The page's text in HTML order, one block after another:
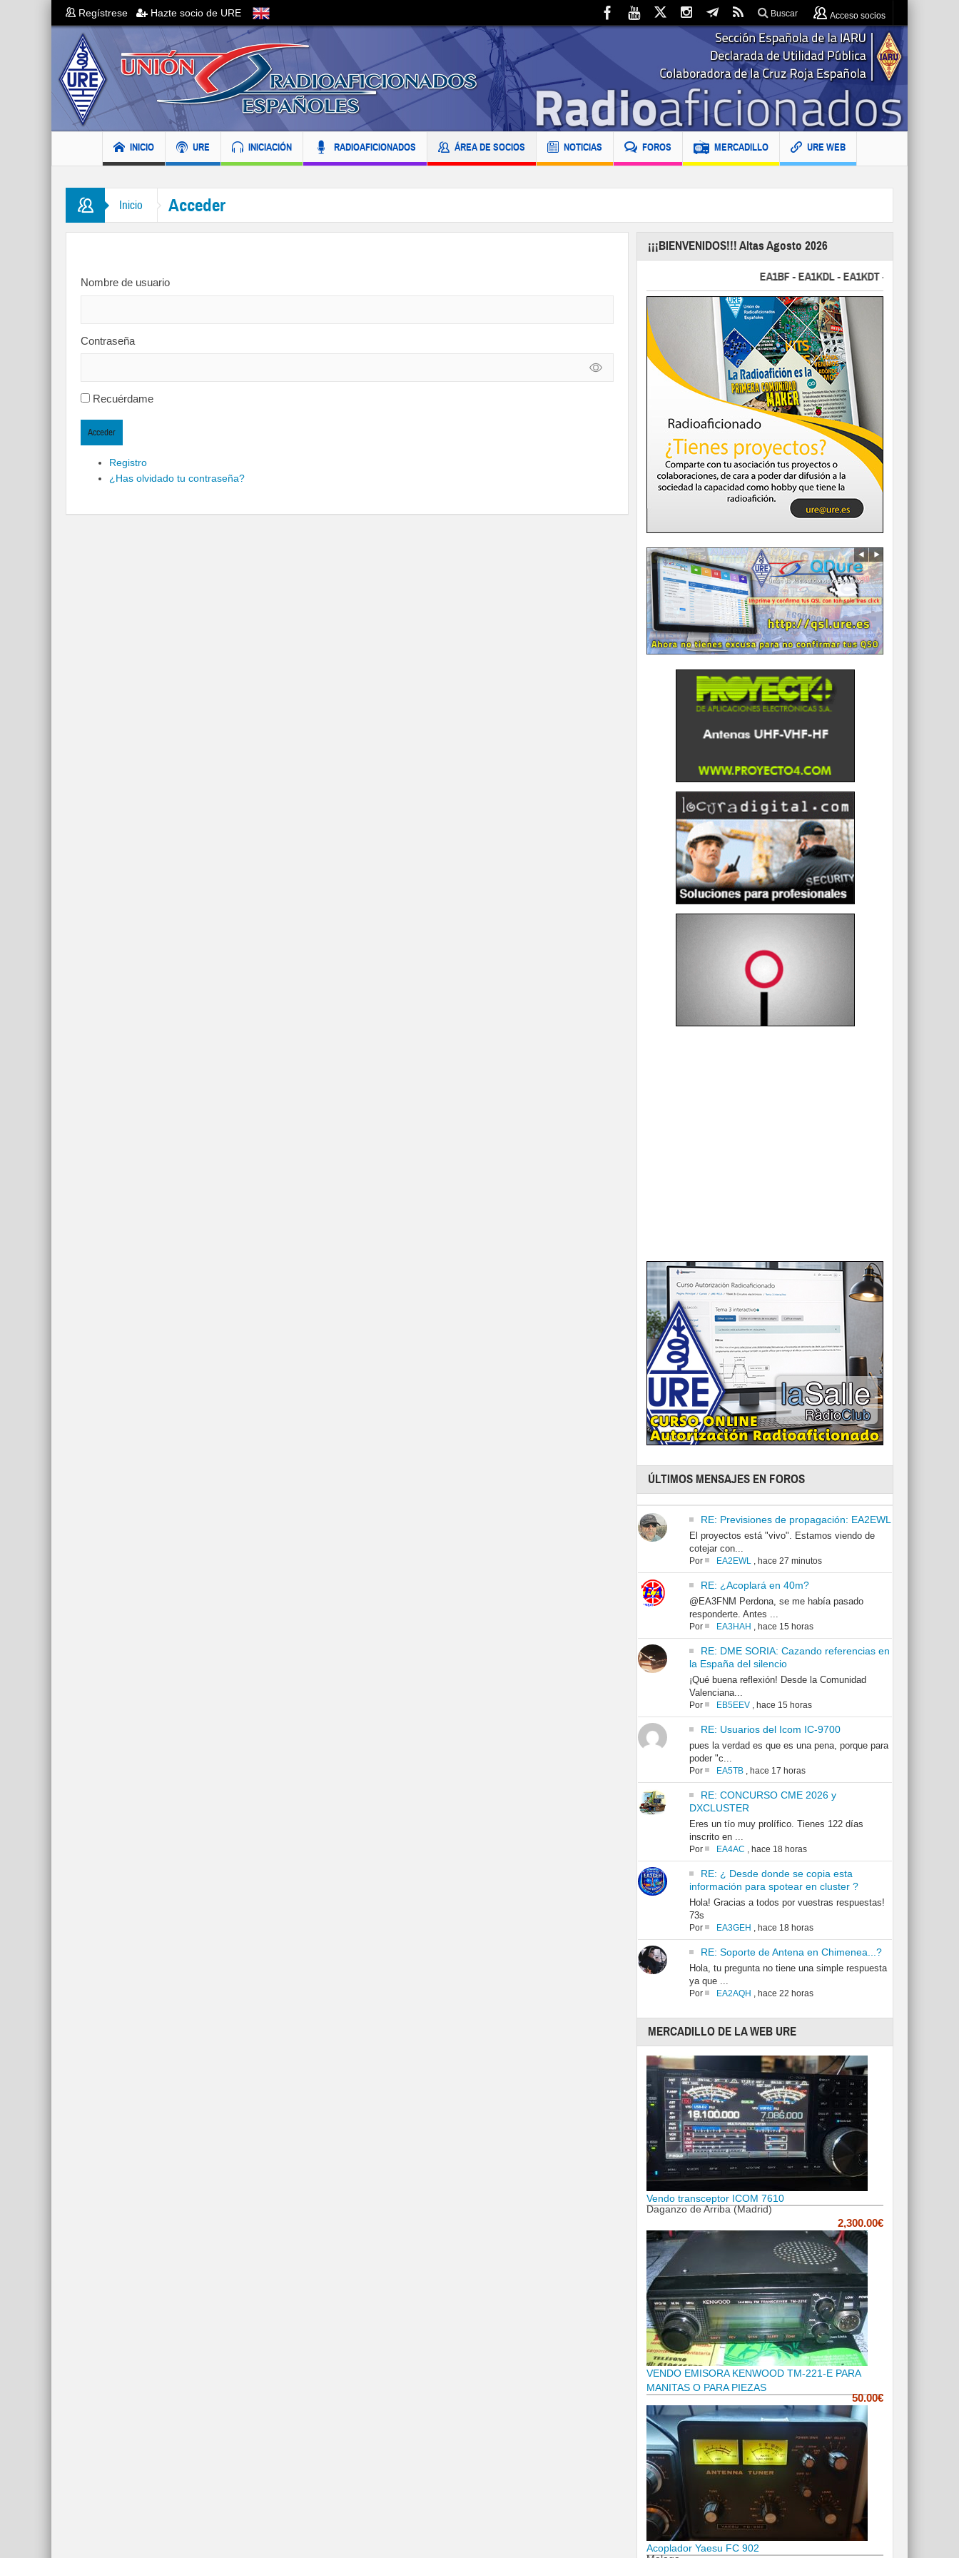
Regístrese Hazte socio de URE Buscar Acceso socios
INICIO URE INICIACIÓN RADIOAFICIONADOS ÁREA DE SOCIOS NOTICIAS FOROS MERCADILLO URE WEB
Inicio Acceder
Nombre de usuario
Contraseña
Recuérdame
Acceder
Registro
¿Has olvidado tu contraseña?
¡¡¡BIENVENIDOS!!! Altas Agosto 2026
EA1BF - EA1KDL - EA1KDT - EA2FBJ - EA2FJU -
ÚLTIMOS MENSAJES EN FOROS
RE: Previsiones de propagación: EA2EWL
El proyectos está "vivo". Estamos viendo de
cotejar con...
Por EA2EWL, hace 27 minutos
RE: ¿Acoplará en 40m?
@EA3FNM Perdona, se me había pasado
responderte. Antes ...
Por EA3HAH , hace 15 horas
RE: DME SORIA: Cazando referencias en
la España del silencio
¡Qué buena reflexión! Desde la Comunidad
Valenciana...
Por EB5EEV, hace 15 horas
RE: Usuarios del Icom IC-9700
pues la verdad es que es una pena, porque para
poder "c...
Por EA5TB, hace 17 horas
RE: CONCURSO CME 2026 y
DXCLUSTER
Eres un tío muy prolífico. Tienes 122 días
inscrito en ...
Por EA4AC , hace 18 horas
RE: ¿ Desde donde se copia esta
información para spotear en cluster ?
Hola! Gracias a todos por vuestras respuestas!
73s
Por EA3GEH , hace 18 horas
RE: Soporte de Antena en Chimenea...?
Hola, tu pregunta no tiene una simple respuesta
ya que ...
Por EA2AQH , hace 22 horas
MERCADILLO DE LA WEB URE
Vendo transceptor ICOM 7610
Daganzo de Arriba (Madrid)
2,300.00€
VENDO EMISORA KENWOOD TM-221-E PARA
MANITAS O PARA PIEZAS
50.00€
Acoplador Yaesu FC 902